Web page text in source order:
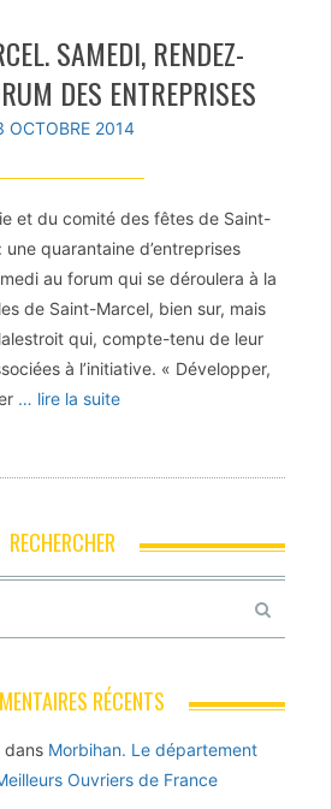
SAMEDI, RENDEZ-
DES ENTREPRISES
OCTOBRE 2014
et du comité des fêtes de Saint-
quarantaine d’entreprises
au forum qui se déroulera à la
de Saint-Marcel, bien sur, mais
qui, compte-tenu de leur
à l’initiative. « Développer,
… lire la suite
RECHERCHER
RÉCENTS
dans Morbihan. Le département
Ouvriers de France